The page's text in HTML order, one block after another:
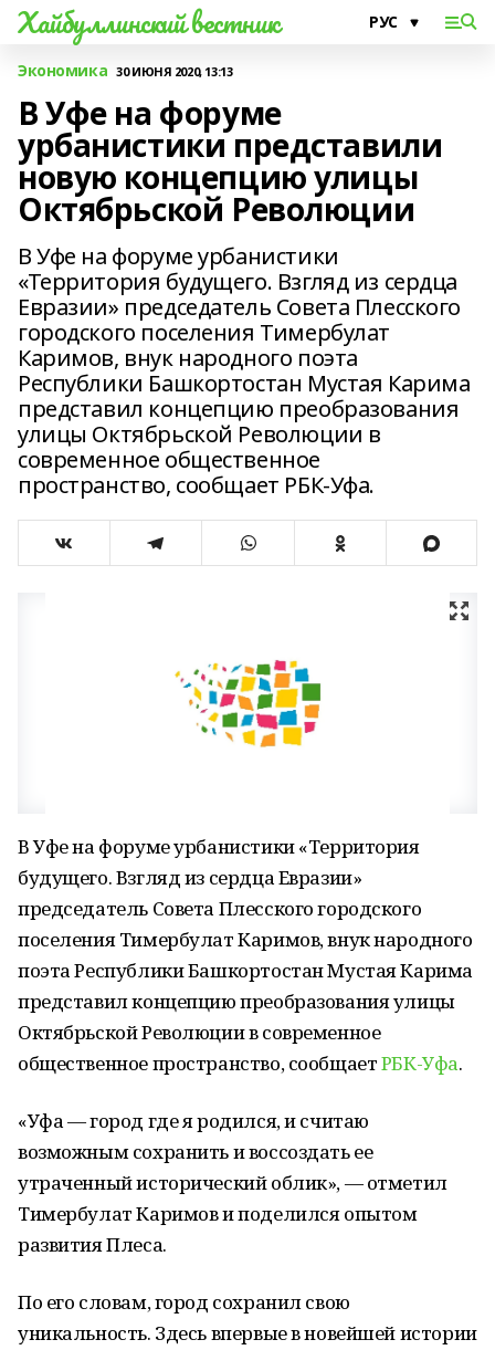
Хайбуллинский вестник
Экономика 30 ИЮНЯ 2020, 13:13
В Уфе на форуме
урбанистики представили
новую концепцию улицы
Октябрьской Революции
В Уфе на форуме урбанистики
«Территория будущего. Взгляд из сердца
Евразии» председатель Совета Плесского
городского поселения Тимербулат
Каримов, внук народного поэта
Республики Башкортостан Мустая Карима
представил концепцию преобразования
улицы Октябрьской Революции в
современное общественное
пространство, сообщает РБК-Уфа.
В Уфе на форуме урбанистики «Территория
будущего. Взгляд из сердца Евразии»
председатель Совета Плесского городского
поселения Тимербулат Каримов, внук народного
поэта Республики Башкортостан Мустая Карима
представил концепцию преобразования улицы
Октябрьской Революции в современное
общественное пространство, сообщаетРБК-Уфа.
«Уфа — город где я родился, и считаю
возможным сохранить и воссоздать ее
утраченный исторический облик», — отметил
Тимербулат Каримов и поделился опытом
развития Плеса.
По его словам, город сохранил свою
уникальность. Здесь впервые в новейшей истории